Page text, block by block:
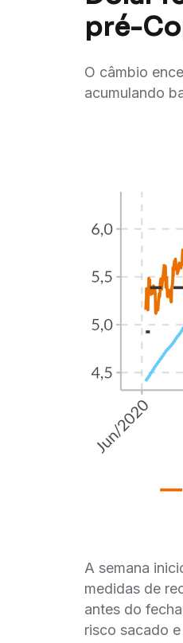
pré-
O câmbio
acumulando
A semana
medidas de
antes do
risco sacado